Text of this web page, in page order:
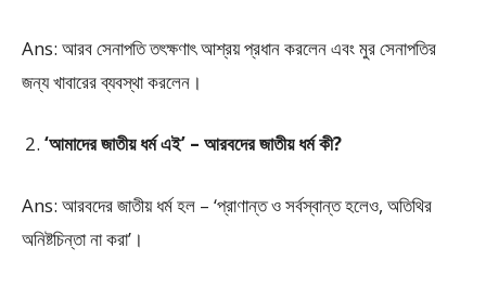
Ans: আরব সেনাপতি তৎক্ষণাৎ আশ্রয় প্রধান করলেন এবং মুর সেনাপতির
জন্য খাবারের ব্যবস্থা করলেন।
‘আমাদের জাতীয় ধর্ম এই’ – আরবদের জাতীয় ধর্ম কী?
Ans: আরবদের জাতীয় ধর্ম হল – ‘প্রাণান্ত ও সর্বস্বান্ত হলেও, অতিথির
অনিষ্টচিন্তা না করা’।